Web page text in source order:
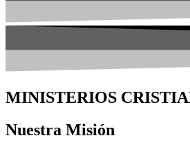
MINISTERIOS
Nuestra Misión